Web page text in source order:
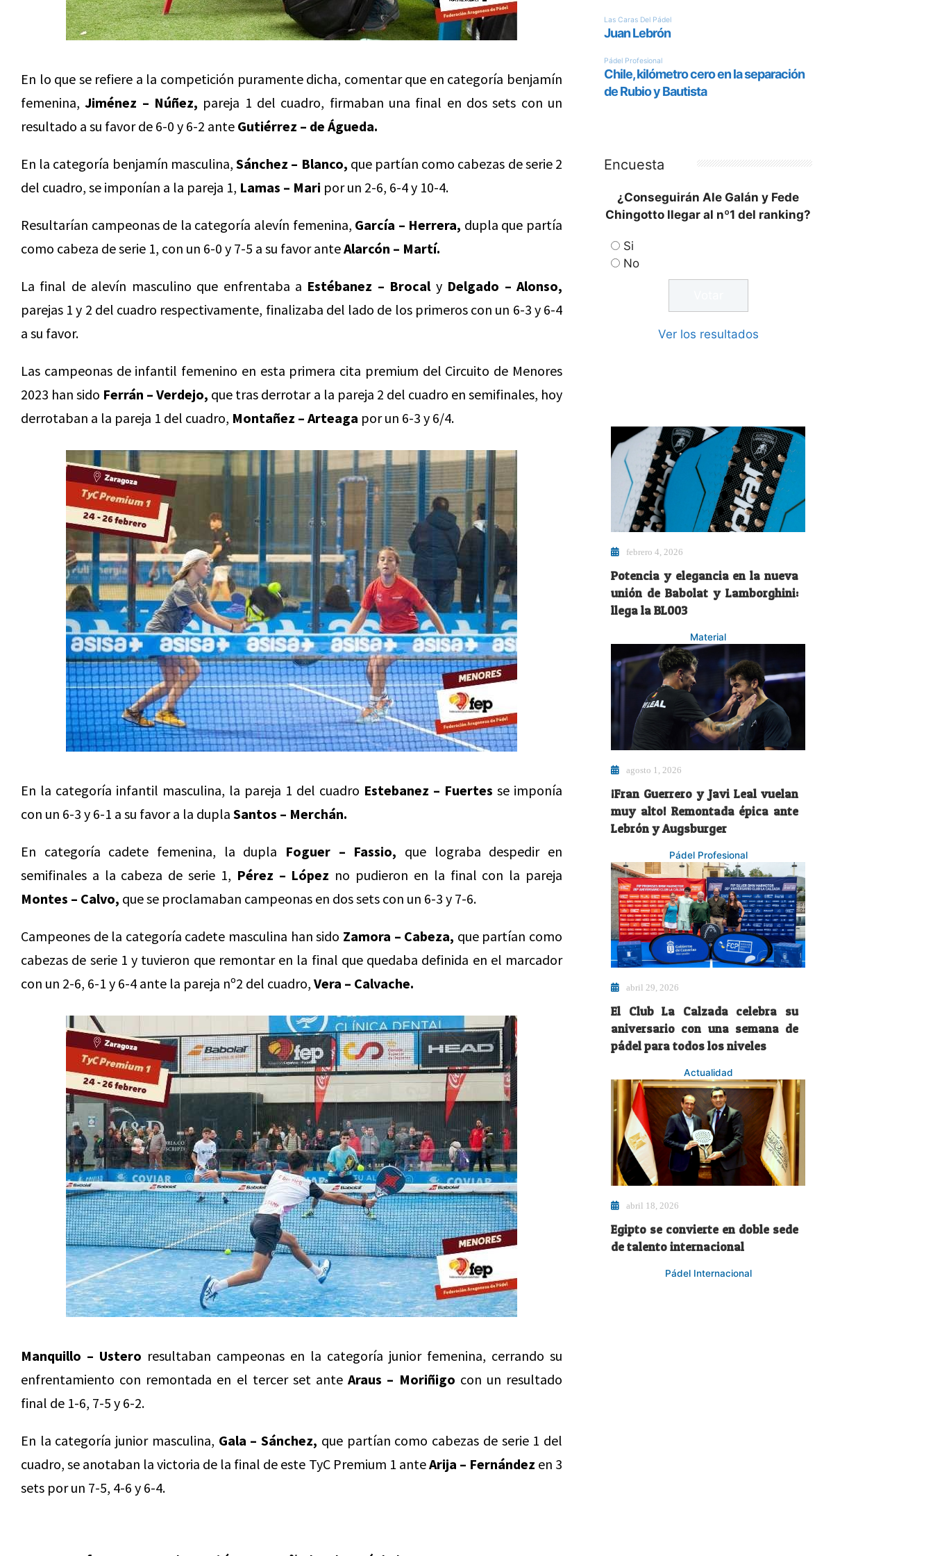
En lo que se refiere a la competición puramente dicha, comentar que en categoría benjamín
femenina, Jiménez – Núñez, pareja 1 del cuadro, firmaban una final en dos sets con un
resultado a su favor de 6-0 y 6-2 ante Gutiérrez – de Águeda.
En la categoría benjamín masculina, Sánchez – Blanco, que partían como cabezas de serie 2
del cuadro, se imponían a la pareja 1, Lamas – Mari por un 2-6, 6-4 y 10-4.
Resultarían campeonas de la categoría alevín femenina, García – Herrera, dupla que partía
como cabeza de serie 1, con un 6-0 y 7-5 a su favor anteAlarcón – Martí.
La final de alevín masculino que enfrentaba a Estébanez – Brocaly Delgado – Alonso,
parejas 1 y 2 del cuadro respectivamente, finalizaba del lado de los primeros con un 6-3 y 6-4
a su favor.
Las campeonas de infantil femenino en esta primera cita premium del Circuito de Menores
2023 han sido Ferrán – Verdejo, que tras derrotar a la pareja 2 del cuadro en semifinales, hoy
derrotaban a la pareja 1 del cuadro, Montañez – Arteaga por un 6-3 y 6/4.
En la categoría infantil masculina, la pareja 1 del cuadro Estebanez – Fuertes se imponía
con un 6-3 y 6-1 a su favor a la dupla Santos – Merchán.
En categoría cadete femenina, la dupla Foguer – Fassio, que lograba despedir en
semifinales a la cabeza de serie 1, Pérez – López no pudieron en la final con la pareja
Montes – Calvo, que se proclamaban campeonas en dos sets con un 6-3 y 7-6.
Campeones de la categoría cadete masculina han sido Zamora – Cabeza, que partían como
cabezas de serie 1 y tuvieron que remontar en la final que quedaba definida en el marcador
con un 2-6, 6-1 y 6-4 ante la pareja nº2 del cuadro, Vera – Calvache.
Manquillo – Ustero resultaban campeonas en la categoría junior femenina, cerrando su
enfrentamiento con remontada en el tercer set anteAraus – Moriñigo con un resultado
final de 1-6, 7-5 y 6-2.
En la categoría junior masculina, Gala – Sánchez, que partían como cabezas de serie 1 del
cuadro, se anotaban la victoria de la final de este TyC Premium 1 anteArija – Fernández en 3
sets por un 7-5, 4-6 y 6-4.
Encuesta
¿Conseguirán Ale Galán y Fede
Chingotto llegar al nº1 del ranking?
Si
No
Ver los resultados
febrero 4, 2026
Potencia y elegancia en la nueva
unión de Babolat y Lamborghini:
llega la BL003
Material
agosto 1, 2026
¡Fran Guerrero y Javi Leal vuelan
muy alto! Remontada épica ante
Lebrón y Augsburger
Pádel Profesional
abril 29, 2026
El Club La Calzada celebra su
aniversario con una semana de
pádel para todos los niveles
Actualidad
abril 18, 2026
Egipto se convierte en doble sede
de talento internacional
Pádel Internacional